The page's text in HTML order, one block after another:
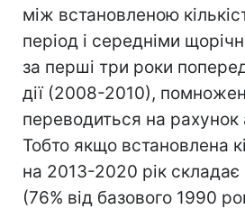
між встановленою
період і середніми
за перші три роки
дії (2008-2010),
переводиться на
Тобто якщо встановлена
на 2013-2020 рік
(76% від базового 1990